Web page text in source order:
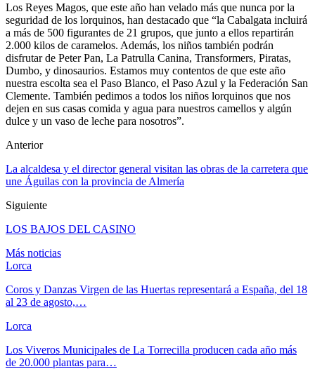
Los Reyes Magos, que este año han velado más que nunca por la
seguridad de los lorquinos, han destacado que “la Cabalgata incluirá
a más de 500 figurantes de 21 grupos, que junto a ellos repartirán
2.000 kilos de caramelos. Además, los niños también podrán
disfrutar de Peter Pan, La Patrulla Canina, Transformers, Piratas,
Dumbo, y dinosaurios. Estamos muy contentos de que este año
nuestra escolta sea el Paso Blanco, el Paso Azul y la Federación San
Clemente. También pedimos a todos los niños lorquinos que nos
dejen en sus casas comida y agua para nuestros camellos y algún
dulce y un vaso de leche para nosotros”.
Anterior
La alcaldesa y el director general visitan las obras de la carretera que
une Águilas con la provincia de Almería
Siguiente
LOS BAJOS DEL CASINO
Más noticias
Lorca
Coros y Danzas Virgen de las Huertas representará a España, del 18
al 23 de agosto,…
Lorca
Los Viveros Municipales de La Torrecilla producen cada año más
de 20.000 plantas para…